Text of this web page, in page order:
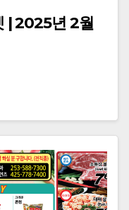
| 2025년 2월